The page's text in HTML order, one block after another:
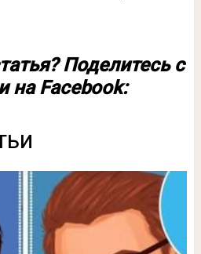
Поделитесь с
на Facebook: